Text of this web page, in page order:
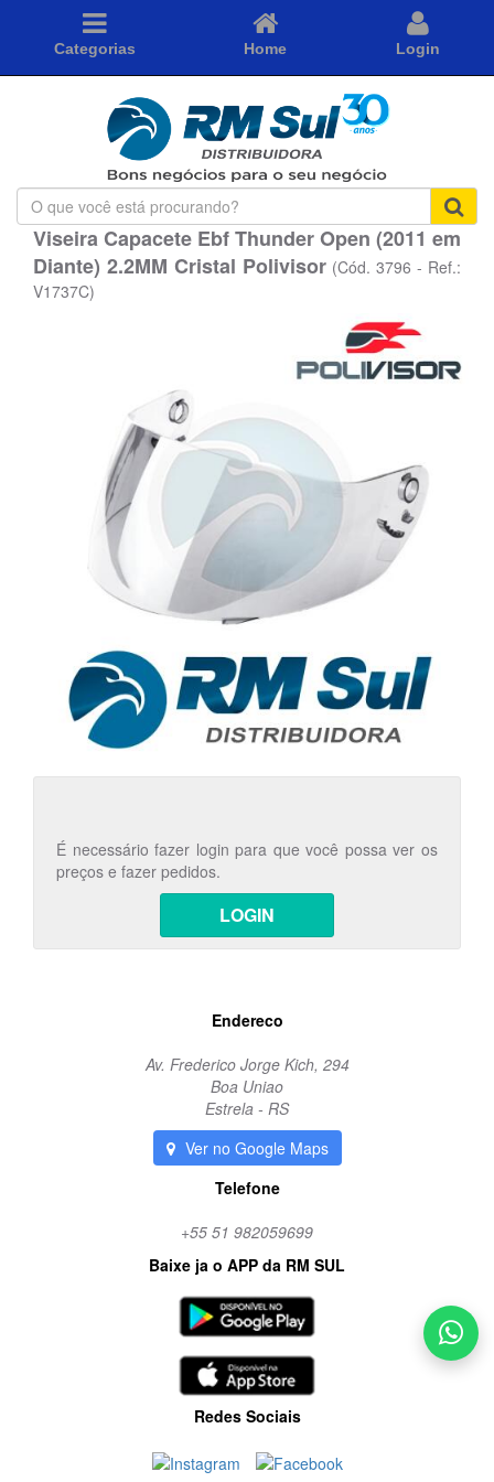
Categorias Home Login
O
que
você
está
procurando?
Viseira Capacete Ebf Thunder Open (2011 em
Diante) 2.2MM Cristal Polivisor (Cód. 3796 - Ref.:
V1737C)
É necessário fazer login para que você possa ver os
preços e fazer pedidos.
LOGIN
Endereco
Av. Frederico Jorge Kich, 294
Boa Uniao
Estrela - RS
Ver no Google Maps
Telefone
+55 51 982059699
Baixe ja o APP da RM SUL
Redes Sociais